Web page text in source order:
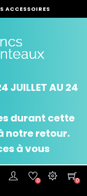
ACCESSOIRES
JUILLET AU 24
durant cette
notre retour.
à vous
0 0